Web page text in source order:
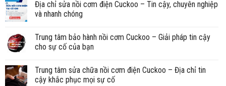
Địa chỉ sửa nồi cơm điện Cuckoo – Tin cậy, chuyên nghiệp
và nhanh chóng
Trung tâm bảo hành nồi cơm Cuckoo – Giải pháp tin cậy
cho sự cố của bạn
Trung tâm sửa chữa nồi cơm điện Cuckoo – Địa chỉ tin
cậy khắc phục mọi sự cố